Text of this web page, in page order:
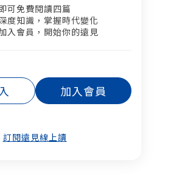
可免費閱讀四篇​
度知識，掌握時代變化​
入會員，開始你的遠見
加入會員
訂閱遠見線上讀